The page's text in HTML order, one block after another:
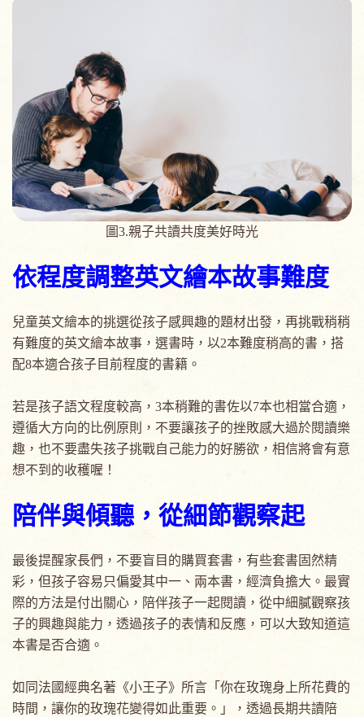
圖3.親子共讀共度美好時光
依程度調整英文繪本故事難度
兒童英文繪本的挑選從孩子感興趣的題材出發，再挑戰稍稍
有難度的英文繪本故事，選書時，以2本難度稍高的書，搭
配8本適合孩子目前程度的書籍。
若是孩子語文程度較高，3本稍難的書佐以7本也相當合適，
遵循大方向的比例原則，不要讓孩子的挫敗感大過於閱讀樂
趣，也不要盡失孩子挑戰自己能力的好勝欲，相信將會有意
想不到的收穫喔！
陪伴與傾聽，從細節觀察起
最後提醒家長們，不要盲目的購買套書，有些套書固然精
彩，但孩子容易只偏愛其中一、兩本書，經濟負擔大。最實
際的方法是付出關心，陪伴孩子一起閱讀，從中細膩觀察孩
子的興趣與能力，透過孩子的表情和反應，可以大致知道這
本書是否合適。
如同法國經典名著《小王子》所言「你在玫瑰身上所花費的
時間，讓你的玫瑰花變得如此重要。」，透過長期共讀陪